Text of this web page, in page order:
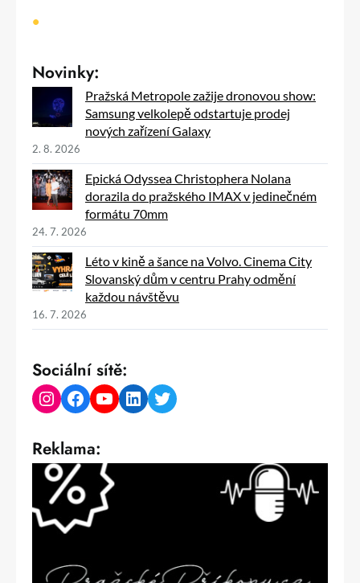
•
Novinky:
Pražská Metropole zažije dronovou show:
Samsung velkolepě odstartuje prodej
nových zařízení Galaxy
2. 8. 2026
Epická Odyssea Christophera Nolana
dorazila do pražského IMAX v jedinečném
formátu 70mm
24. 7. 2026
Léto v kině a šance na Volvo. Cinema City
Slovanský dům v centru Prahy odmění
každou návštěvu
16. 7. 2026
Sociální sítě:
Instagram Facebook YouTube LinkedIn Twitter
Reklama: